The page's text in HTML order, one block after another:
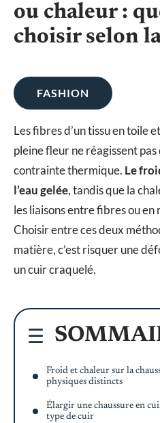
ou chaleur :
choisir selon
FASHION
Les fibres d’un tissu en toile
pleine fleur ne réagissent
contrainte thermique. Le
l’eau gelée, tandis que la
les liaisons entre fibres ou en
Choisir entre ces deux
matière, c’est risquer une
un cuir craquelé.
Froid et chaleur sur la
physiques distincts
Élargir une chaussure en
type de cuir